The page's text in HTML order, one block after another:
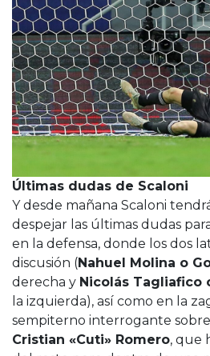
Últimas dudas de Scaloni
Y desde mañana Scaloni
despejar las últimas dudas
en la defensa, donde los dos
discusión (Nahuel Molina o
derecha y Nicolás Tagliafico
la izquierda), así como en la
sempiterno interrogante sobre
Cristian «Cuti» Romero, que